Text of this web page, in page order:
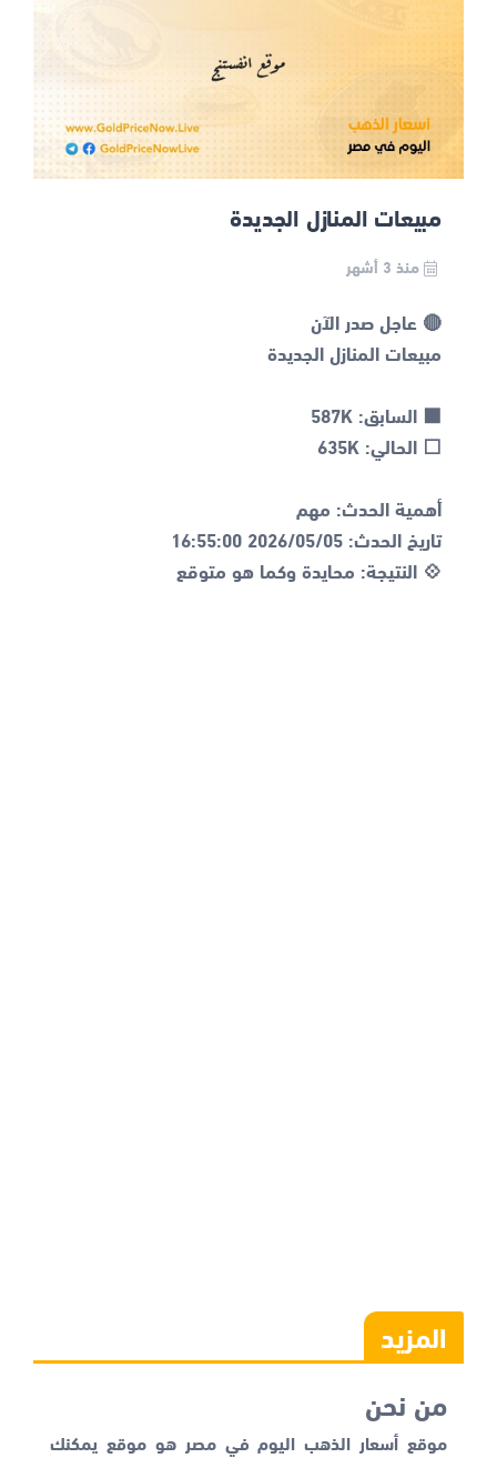
مبيعات المنازل الجديدة
منذ 3 أشهر
💠 النتيجة: محايدة وكما هو متوقع
المزيد
من نحن
موقع أسعار الذهب اليوم في مصر هو موقع يمكنك